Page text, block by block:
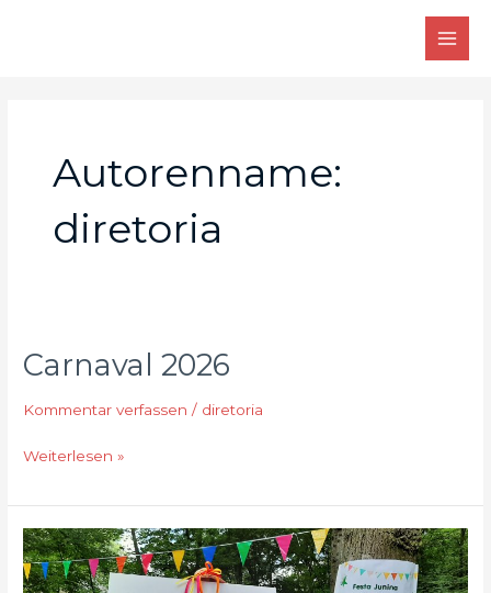
Autorenname:
diretoria
Carnaval 2026
Kommentar verfassen / diretoria
Carnaval
Weiterlesen »
Festa
Junina